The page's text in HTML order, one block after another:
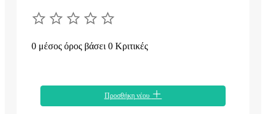
0 μέσος όρος βάσει 0 Κριτικές
Προσθήκη νέου